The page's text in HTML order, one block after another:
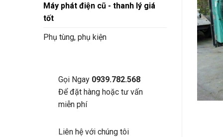
Máy phát điện cũ - thanh lý giá
tốt
Phụ tùng, phụ kiện
Gọi Ngay 0939.782.568
Để đặt hàng hoặc tư vấn
miễn phí
Liên hệ với chúng tôi